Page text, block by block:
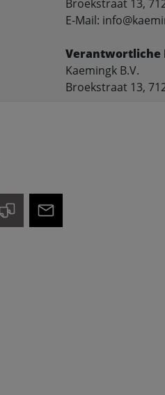
Broekstraat 13,
E-Mail:
Verantwortliche
Kaemingk B.V.
Broekstraat 13,